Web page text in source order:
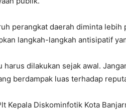
perangkat daerah diminta
langkah-langkah antisipatif
harus dilakukan sejak awal.
berdampak luas terhadap
Kepala Diskominfotik Kota